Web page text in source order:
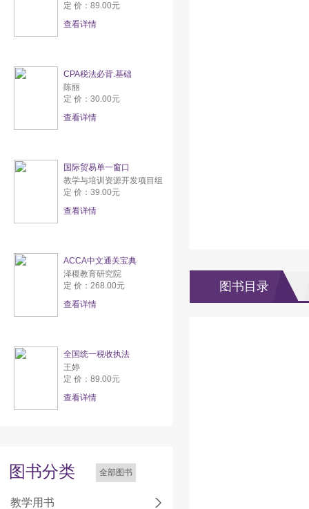
定 价：89.00元
查看详情
CPA税法必背.基础
陈丽
定 价：30.00元
查看详情
国际贸易单一窗口
教学与培训资源开发项目组
定 价：39.00元
查看详情
ACCA中文通关宝典
泽稷教育研究院
定 价：268.00元
查看详情
全国统一税收执法
王婷
定 价：89.00元
查看详情
图书分类 全部图书
教学用书
图书目录